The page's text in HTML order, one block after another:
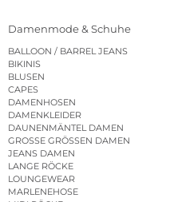
Damenmode & Schuhe
BALLOON / BARREL JEANS
BIKINIS
BLUSEN
CAPES
DAMENHOSEN
DAMENKLEIDER
DAUNENMÄNTEL DAMEN
GROSSE GRÖSSEN DAMEN
JEANS DAMEN
LANGE RÖCKE
LOUNGEWEAR
MARLENEHOSE